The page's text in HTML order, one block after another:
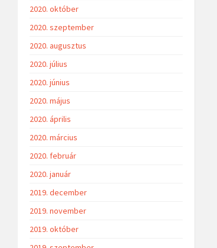
2020. október
2020. szeptember
2020. augusztus
2020. július
2020. június
2020. május
2020. április
2020. március
2020. február
2020. január
2019. december
2019. november
2019. október